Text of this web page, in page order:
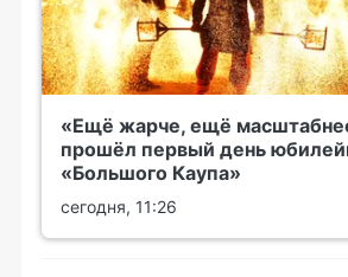
«Ещё жарче, ещё
прошёл первый день
«Большого Каупа»
сегодня, 11:26